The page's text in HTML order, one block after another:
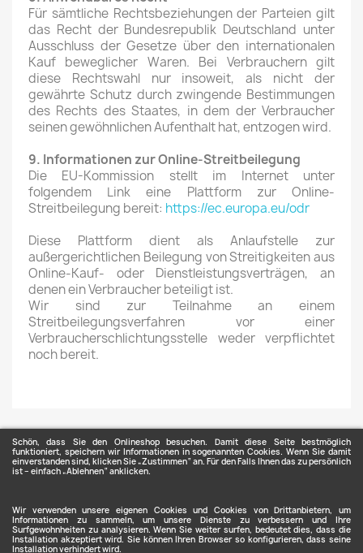
Schön, dass Sie den Onlineshop besuchen. Damit diese Seite bestmöglich
funktioniert, speichern wir Informationen in sogenannten Cookies. Wenn Sie damit
einverstanden sind, klicken Sie „Zustimmen“ an. Für den Falls Ihnen das zu persönlich
ist – einfach „Ablehnen“ anklicken.
Wir verwenden unsere eigenen Cookies und Cookies von Drittanbietern, um
Informationen zu sammeln, um unsere Dienste zu verbessern und Ihre
Surfgewohnheiten zu analysieren. Wenn Sie weiter surfen, bedeutet dies, dass die
Installation akzeptiert wird. Sie können Ihren Browser so konfigurieren, dass seine
Installation verhindert wird.
Für sämtliche Rechtsbeziehungen der Parteien gilt
das Recht der Bundesrepublik Deutschland unter
Ausschluss der Gesetze über den internationalen
Kauf beweglicher Waren. Bei Verbrauchern gilt
diese Rechtswahl nur insoweit, als nicht der
gewährte Schutz durch zwingende Bestimmungen
des Rechts des Staates, in dem der Verbraucher
seinen gewöhnlichen Aufenthalt hat, entzogen wird.
9. Informationen zur Online-Streitbeilegung
Die EU-Kommission stellt im Internet unter
folgendem Link eine Plattform zur Online-
Streitbeilegung bereit: https://ec.europa.eu/odr
Diese Plattform dient als Anlaufstelle zur
außergerichtlichen Beilegung von Streitigkeiten aus
Online-Kauf- oder Dienstleistungsverträgen, an
denen ein Verbraucher beteiligt ist.
Wir sind zur Teilnahme an einem
Streitbeilegungsverfahren vor einer
Verbraucherschlichtungsstelle weder verpflichtet
noch bereit.
ARTIKEL 